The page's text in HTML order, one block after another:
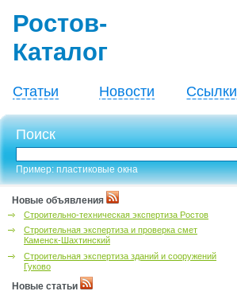
Ростов-
Каталог
Статьи Новости Ссылки
Поиск
Пример: пластиковые окна
Новые объявления
Строительно-техническая экспертиза Ростов
Строительная экспертиза и проверка смет
Каменск-Шахтинский
Строительная экспертиза зданий и сооружений
Гуково
Новые статьи